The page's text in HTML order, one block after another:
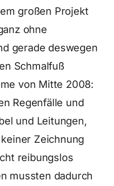
großen Projekt
ohne
gerade deswegen
Schmalfuß
von Mitte 2008:
Regenfälle und
und Leitungen,
Zeichnung
reibungslos
mussten dadurch